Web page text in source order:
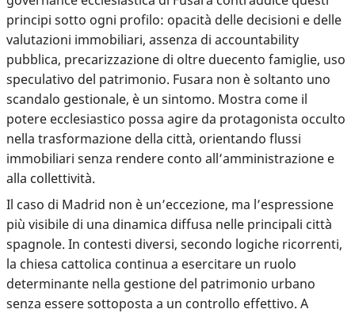
principi sotto ogni profilo: opacità delle decisioni e delle
valutazioni immobiliari, assenza di accountability
pubblica, precarizzazione di oltre duecento famiglie, uso
speculativo del patrimonio. Fusara non è soltanto uno
scandalo gestionale, è un sintomo. Mostra come il
potere ecclesiastico possa agire da protagonista occulto
nella trasformazione della città, orientando flussi
immobiliari senza rendere conto all’amministrazione e
alla collettività.
Il caso di Madrid non è un’eccezione, ma l’espressione
più visibile di una dinamica diffusa nelle principali città
spagnole. In contesti diversi, secondo logiche ricorrenti,
la chiesa cattolica continua a esercitare un ruolo
determinante nella gestione del patrimonio urbano
senza essere sottoposta a un controllo effettivo. A